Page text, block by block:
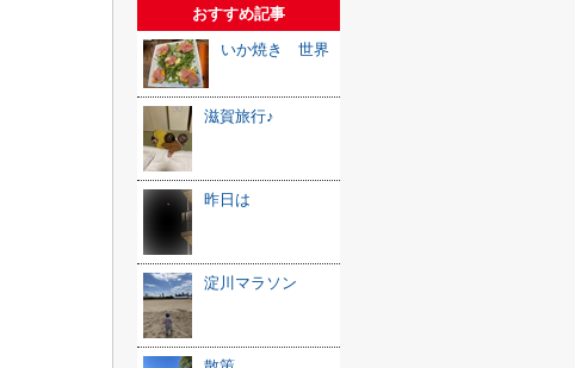
おすすめ記事
いか焼き 世界
滋賀旅行♪
昨日は
淀川マラソン